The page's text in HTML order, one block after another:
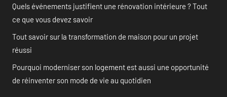
Quels événements justifient une rénovation intérieure ? Tout
ce que vous devez savoir
Tout savoir sur la transformation de maison pour un projet
réussi
Pourquoi moderniser son logement est aussi une opportunité
de réinventer son mode de vie au quotidien